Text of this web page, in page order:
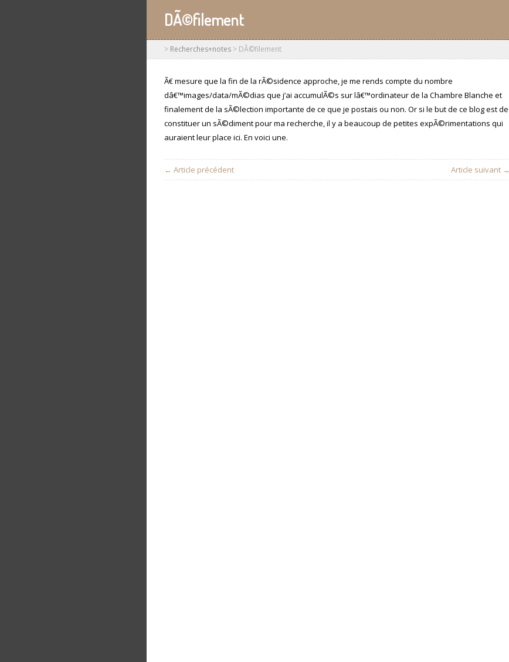
DÃ©filement
> Recherches+notes > DÃ©filement
Ã€ mesure que la fin de la rÃ©sidence approche, je me rends compte du nombre
dâ€™images/data/mÃ©dias que j’ai accumulÃ©s sur lâ€™ordinateur de la Chambre Blanche et
finalement de la sÃ©lection importante de ce que je postais ou non. Or si le but de ce blog est de
constituer un sÃ©diment pour ma recherche, il y a beaucoup de petites expÃ©rimentations qui
auraient leur place ici. En voici une.
← Article précédent Article suivant →